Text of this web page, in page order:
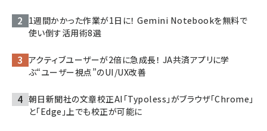
1週間かかった作業が1日に！ Gemini Notebookを無料で
使い倒す活用術8選
アクティブユーザーが2倍に急成長！ JA共済アプリに学
ぶ“ユーザー視点”のUI/UX改善
朝日新聞社の文章校正AI「Typoless」がブラウザ「Chrome」
と「Edge」上でも校正が可能に